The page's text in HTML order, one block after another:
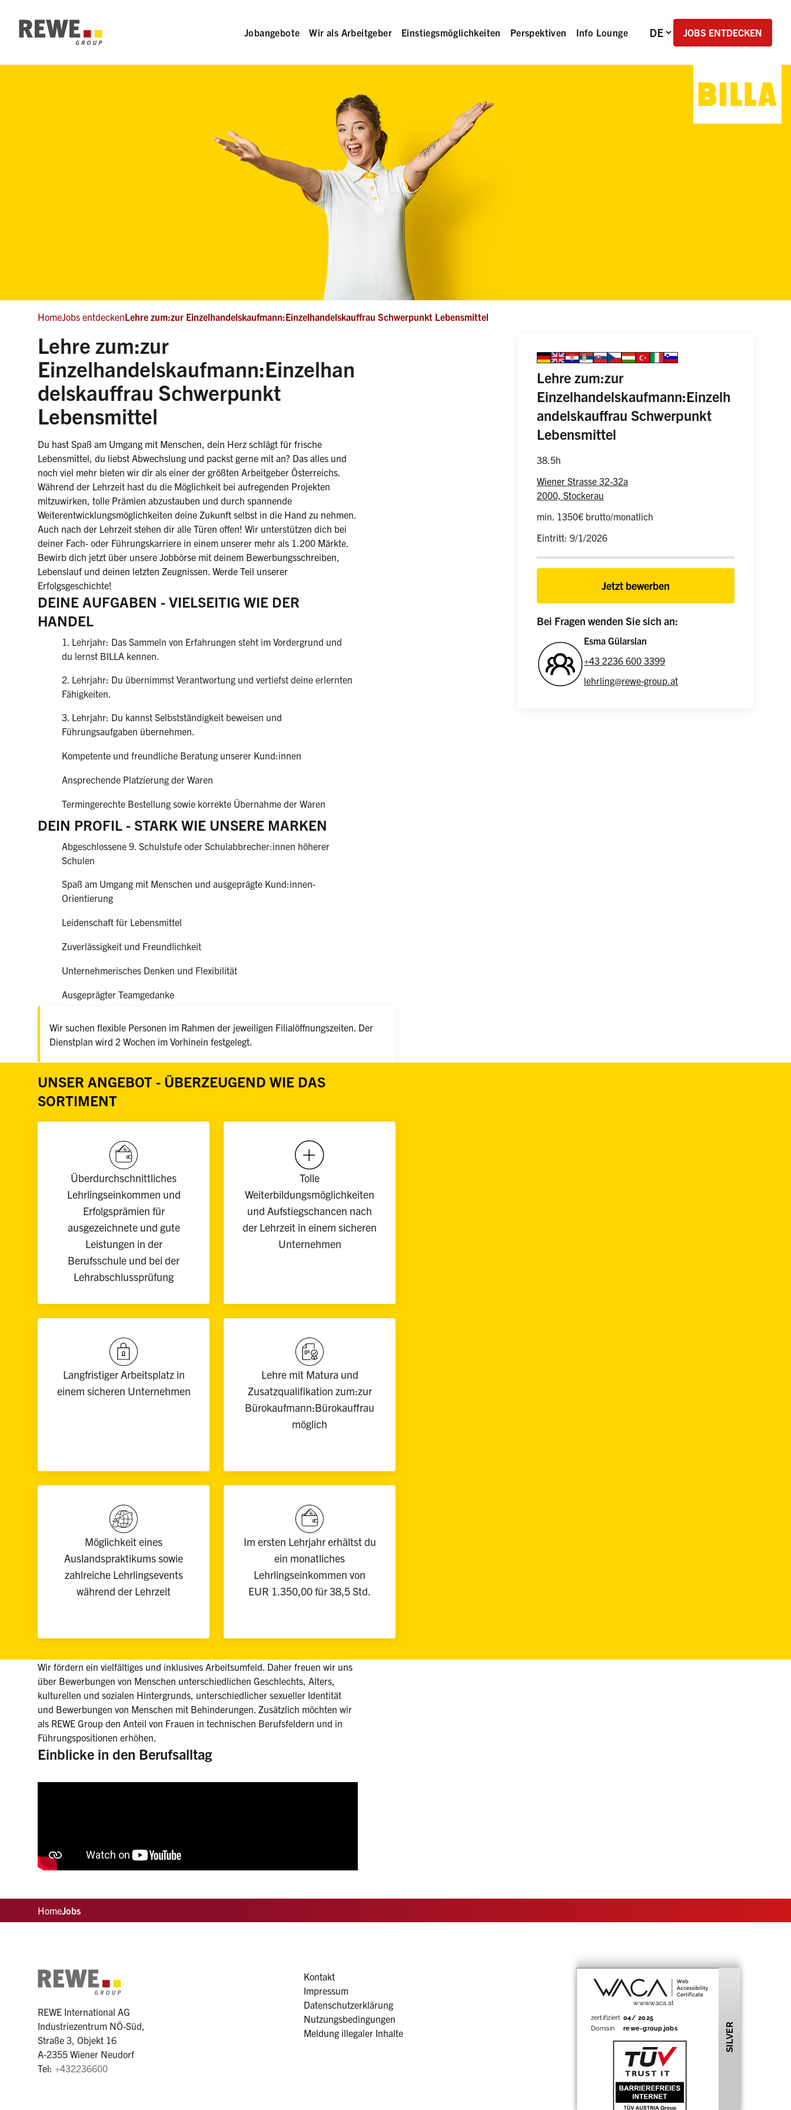
Zur Hauptnavigation
Zum Hauptinhalt
Jobangebote Wir als Arbeitgeber Einstiegsmöglichkeiten Perspektiven Info Lounge JOBS ENTDECKEN
HomeJobs entdeckenLehre zum:zur Einzelhandelskaufmann:Einzelhandelskauffrau Schwerpunkt Lebensmittel
Sprache auswählen
german
englishcroatian
serbianslovakian
czechhungarian
turkishitalianslovenian
Lehre zum:zur
Einzelhandelskaufmann:Einzelh
andelskauffrau Schwerpunkt
Lebensmittel
38.5h
Wiener Strasse 32-32a
2000, Stockerau
min. 1350€ brutto/monatlich
Eintritt: 9/1/2026
Jetzt bewerben
Bei Fragen wenden Sie sich an:
Esma Gülarslan
+43 2236 600 3399
lehrling@rewe-group.at
Lehre zum:zur
Einzelhandelskaufmann:Einzelhan
delskauffrau Schwerpunkt
Lebensmittel
Du hast Spaß am Umgang mit Menschen, dein Herz schlägt für frische
Lebensmittel, du liebst Abwechslung und packst gerne mit an? Das alles und
noch viel mehr bieten wir dir als einer der größten Arbeitgeber Österreichs.
Während der Lehrzeit hast du die Möglichkeit bei aufregenden Projekten
mitzuwirken, tolle Prämien abzustauben und durch spannende
Weiterentwicklungsmöglichkeiten deine Zukunft selbst in die Hand zu nehmen.
Auch nach der Lehrzeit stehen dir alle Türen offen! Wir unterstützen dich bei
deiner Fach- oder Führungskarriere in einem unserer mehr als 1.200 Märkte.
Bewirb dich jetzt über unsere Jobbörse mit deinem Bewerbungsschreiben,
Lebenslauf und deinen letzten Zeugnissen. Werde Teil unserer
Erfolgsgeschichte!
DEINE AUFGABEN - VIELSEITIG WIE DER
HANDEL
1. Lehrjahr: Das Sammeln von Erfahrungen steht im Vordergrund und
du lernst BILLA kennen.
2. Lehrjahr: Du übernimmst Verantwortung und vertiefst deine erlernten
Fähigkeiten.
3. Lehrjahr: Du kannst Selbstständigkeit beweisen und
Führungsaufgaben übernehmen.
Kompetente und freundliche Beratung unserer Kund:innen
Ansprechende Platzierung der Waren
Termingerechte Bestellung sowie korrekte Übernahme der Waren
DEIN PROFIL - STARK WIE UNSERE MARKEN
Abgeschlossene 9. Schulstufe oder Schulabbrecher:innen höherer
Schulen
Spaß am Umgang mit Menschen und ausgeprägte Kund:innen-
Orientierung
Leidenschaft für Lebensmittel
Zuverlässigkeit und Freundlichkeit
Unternehmerisches Denken und Flexibilität
Ausgeprägter Teamgedanke
Wir suchen flexible Personen im Rahmen der jeweiligen Filialöffnungszeiten. Der
Dienstplan wird 2 Wochen im Vorhinein festgelegt.
UNSER ANGEBOT - ÜBERZEUGEND WIE DAS
SORTIMENT
Überdurchschnittliches
Lehrlingseinkommen und
Erfolgsprämien für
ausgezeichnete und gute
Leistungen in der
Berufsschule und bei der
Lehrabschlussprüfung
Tolle
Weiterbildungsmöglichkeiten
und Aufstiegschancen nach
der Lehrzeit in einem sicheren
Unternehmen
Langfristiger Arbeitsplatz in
einem sicheren Unternehmen
Lehre mit Matura und
Zusatzqualifikation zum:zur
Bürokaufmann:Bürokauffrau
möglich
Möglichkeit eines
Auslandspraktikums sowie
zahlreiche Lehrlingsevents
während der Lehrzeit
Im ersten Lehrjahr erhältst du
ein monatliches
Lehrlingseinkommen von
EUR 1.350,00 für 38,5 Std.
Wir fördern ein vielfältiges und inklusives Arbeitsumfeld. Daher freuen wir uns
über Bewerbungen von Menschen unterschiedlichen Geschlechts, Alters,
kulturellen und sozialen Hintergrunds, unterschiedlicher sexueller Identität
und Bewerbungen von Menschen mit Behinderungen. Zusätzlich möchten wir
als REWE Group den Anteil von Frauen in technischen Berufsfeldern und in
Führungspositionen erhöhen.
Einblicke in den Berufsalltag
HomeJobs
REWE International AG
Industriezentrum NÖ-Süd,
Straße 3, Objekt 16
A-2355 Wiener Neudorf
Tel: +432236600
Kontakt
Impressum
Datenschutzerklärung
Nutzungsbedingungen
Meldung illegaler Inhalte